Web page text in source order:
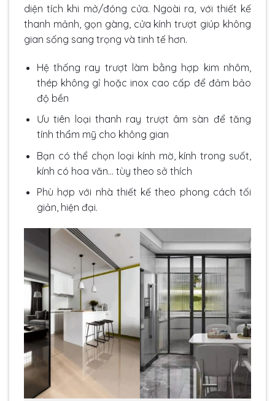
diện tích khi mở/đóng cửa. Ngoài ra, với thiết kế
thanh mảnh, gọn gàng, cửa kính trượt giúp không
gian sống sang trọng và tinh tế hơn.
Hệ thống ray trượt làm bằng hợp kim nhôm,
thép không gỉ hoặc inox cao cấp để đảm bảo
độ bền
Ưu tiên loại thanh ray trượt âm sàn để tăng
tính thẩm mỹ cho không gian
Bạn có thể chọn loại kính mờ, kính trong suốt,
kính có hoa văn… tùy theo sở thích
Phù hợp với nhà thiết kế theo phong cách tối
giản, hiện đại.